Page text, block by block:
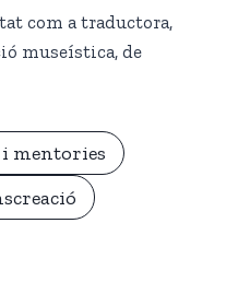
com a traductora,
museística, de
mentories